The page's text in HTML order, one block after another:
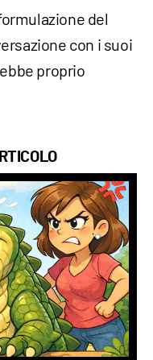
del
con i suoi
proprio